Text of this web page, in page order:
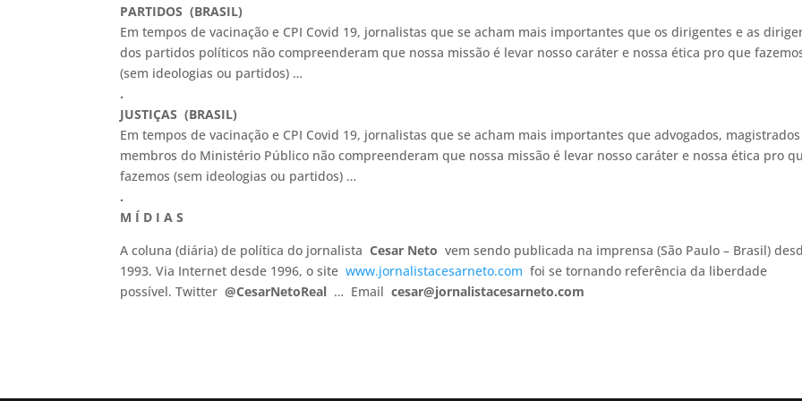
PARTIDOS (BRASIL)
Em tempos de vacinação e CPI Covid 19, jornalistas que se acham mais importantes que os dirigentes e as
dos partidos políticos não compreenderam que nossa missão é levar nosso caráter e nossa ética pro que
(sem ideologias ou partidos) …
.
JUSTIÇAS (BRASIL)
Em tempos de vacinação e CPI Covid 19, jornalistas que se acham mais importantes que advogados,
membros do Ministério Público não compreenderam que nossa missão é levar nosso caráter e nossa ética pro
fazemos (sem ideologias ou partidos) …
.
M Í D I A S
A coluna (diária) de política do jornalistaCesar Neto vem sendo publicada na imprensa (São Paulo – Brasil)
1993. Via Internet desde 1996, o sitewww.jornalistacesarneto.com foi se tornando referência da liberdade
possível. Twitter@CesarNetoReal … Emailcesar@jornalistacesarneto.com